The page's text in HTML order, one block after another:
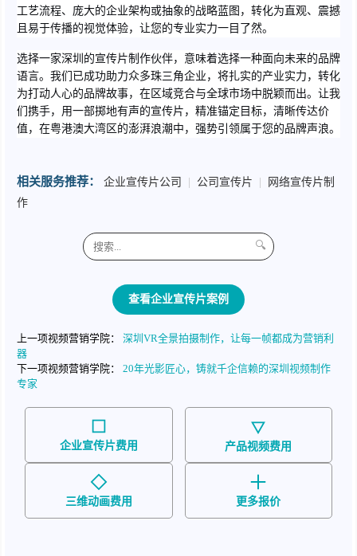
工艺流程、庞大的企业架构或抽象的战略蓝图，转化为直观、震撼
且易于传播的视觉体验，让您的专业实力一目了然。
选择一家深圳的宣传片制作伙伴，意味着选择一种面向未来的品牌
语言。我们已成功助力众多珠三角企业，将扎实的产业实力，转化
为打动人心的品牌故事，在区域竞合与全球市场中脱颖而出。让我
们携手，用一部掷地有声的宣传片，精准锚定目标，清晰传达价
值，在粤港澳大湾区的澎湃浪潮中，强势引领属于您的品牌声浪。
相关服务推荐： 企业宣传片公司 公司宣传片
网络宣传片制
作
🔍
查看企业宣传片案例
上一项视频营销学院： 深圳VR全景拍摄制作，让每一帧都成为营销利
器
下一项视频营销学院： 20年光影匠心，铸就千企信赖的深圳视频制作
专家
企业宣传片费用 产品视频费用
三维动画费用 更多报价